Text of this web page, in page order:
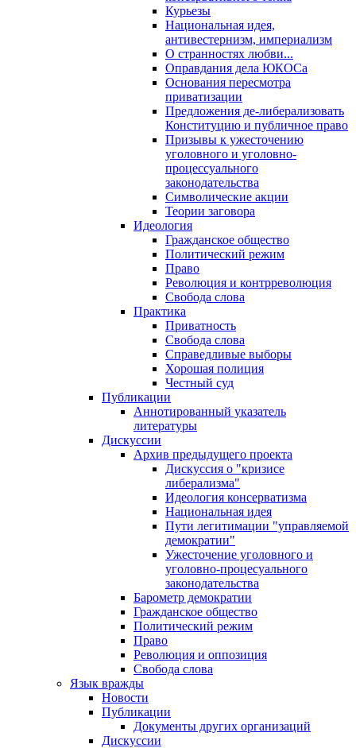
Курьезы
Национальная идея,
антивестернизм, империализм
О странностях любви...
Оправдания дела ЮКОСа
Основания пересмотра
приватизации
Предложения де-либерализовать
Конституцию и публичное право
Призывы к ужесточению
уголовного и уголовно-
процессуального
законодательства
Символические акции
Теории заговора
Идеология
Гражданское общество
Политический режим
Право
Революция и контрреволюция
Свобода слова
Практика
Приватность
Свобода слова
Справедливые выборы
Хорошая полиция
Честный суд
Публикации
Аннотированный указатель
литературы
Дискуссии
Архив предыдущего проекта
Дискуссия о "кризисе
либерализма"
Идеология консерватизма
Национальная идея
Пути легитимации "управляемой
демократии"
Ужесточение уголовного и
уголовно-процесуального
законодательства
Барометр демократии
Гражданское общество
Политический режим
Право
Революция и оппозиция
Свобода слова
Язык вражды
Новости
Публикации
Документы других организаций
Дискуссии